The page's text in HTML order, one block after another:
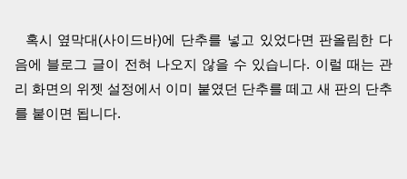
혹시 옆막대(사이드바)에 단추를 넣고 있었다면 판올림한 다
음에 블로그 글이 전혀 나오지 않을 수 있습니다. 이럴 때는 관
리 화면의 위젯 설정에서 이미 붙였던 단추를 떼고 새 판의 단추
를 붙이면 됩니다.